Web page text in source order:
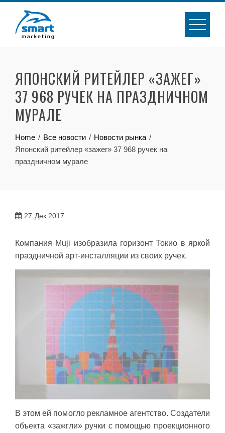
content
ЯПОНСКИЙ РИТЕЙЛЕР «ЗАЖЕГ»
37 968 РУЧЕК НА ПРАЗДНИЧНОМ
МУРАЛЕ
Home Все новости
Новости рынка
Японский ритейлер «зажег» 37 968 ручек на
праздничном мурале
27 Дек 2017
Компания Muji изобразила горизонт Токио в яркой
праздничной арт-инсталляции из своих ручек.
В этом ей помогло рекламное агентство. Создатели
объекта «зажгли» ручки с помощью проекционного